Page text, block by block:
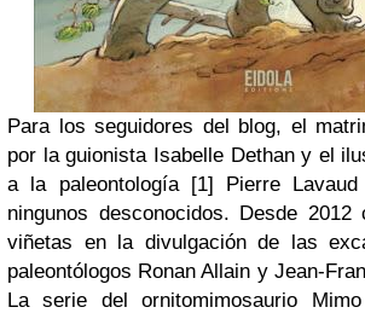
Para los seguidores del blog, el
por la guionista Isabelle Dethan y el
a la paleontología [1] Pierre Lavaud
ningunos desconocidos. Desde 2012
viñetas en la divulgación de las
paleontólogos Ronan Allain y Jean-
La serie del ornitomimosaurio